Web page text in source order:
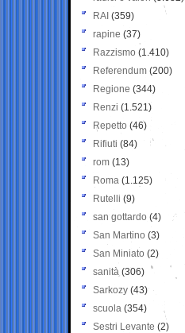
RAI (359)
rapine (37)
Razzismo (1.410)
Referendum (200)
Regione (344)
Renzi (1.521)
Repetto (46)
Rifiuti (84)
rom (13)
Roma (1.125)
Rutelli (9)
san gottardo (4)
San Martino (3)
San Miniato (2)
sanità (306)
Sarkozy (43)
scuola (354)
Sestri Levante (2)